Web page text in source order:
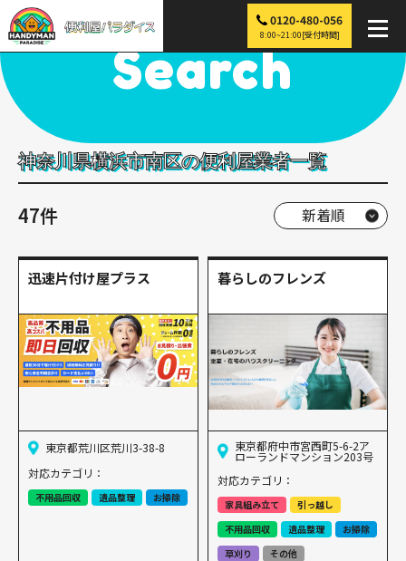
0120-480-056
8:00~21:00[受付時間]
便利屋パラダイス > 探す 神奈川 > 横浜市南区
Search
神奈川県横浜市南区の便利屋業者一覧
47件
迅速片付け屋プラス
東京都荒川区荒川3-38-8
対応カテゴリ：
不用品回収 遺品整理 お掃除
暮らしのフレンズ
東京都府中市宮西町5-6-2ア
ローランドマンション203号
対応カテゴリ：
家具組み立て
引っ越し
不用品回収
遺品整理
お掃除
草刈り
その他